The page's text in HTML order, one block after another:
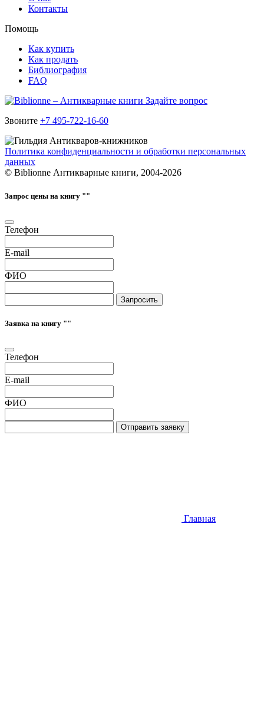
Контакты
Помощь
Как купить
Как продать
Библиография
FAQ
Задайте вопрос
Звоните +7 495-722-16-60
Политика конфиденциальности и обработки персональных
данных
© Biblionne Антикварные книги, 2004-2026
Запрос цены на книгу ""
Телефон
E-mail
ФИО
Запросить
Заявка на книгу ""
Телефон
E-mail
ФИО
Отправить заявку
Главная